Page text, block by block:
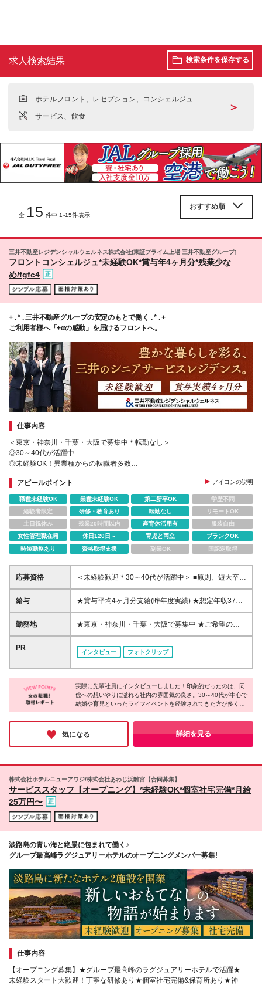
求人検索結果 検索条件を保存する
ホテルフロント、レセプション、コンシェルジュ
サービス、飲食
＞
全 15 件中 1-15件表示
三井不動産レジデンシャルウェルネス株式会社[東証プライム上場 三井不動産グループ]
フロントコンシェルジュ*未経験OK*賞与年4ヶ月分*残業少な
め/fgfc4
+ . * . 三井不動産グループの安定のもとで働く . * . +
ご利用者様へ「+αの感動」を届けるフロントへ。
仕事内容
＜東京・神奈川・千葉・大阪で募集中＊転勤なし＞
◎30～40代が活躍中
◎未経験OK！異業種からの転職者多数
◎イベント企画担当者も募集
◎夜勤なし
アピールポイント アイコンの説明
職種未経験OK 業種未経験OK 第二新卒OK
学歴不問
経験者限定
研修・教育あり 転勤なし
リモートOK
土日祝休み
残業20時間以内 産育休活用有
服装自由
女性管理職在籍
休日120日～ 育児と両立
ブランクOK
時短勤務あり
資格取得支援 副業OK 国認定取得
応募資格
＜未経験歓迎＊30～40代が活躍中＞ ■原則、短大卒以
上 ☆過去の採用事例 「相手が求めているサービスを
提供したい」 「お客さまに寄り添った接客がした
ープの安定企業で働きたい」 「もう一度正社員復帰
して安定して働きたい」 「数値を追うプレッシャー
ャリアを重ねてお客様と接する機会が減ってしまっ
給与
★賞与平均4ヶ月分支給(昨年度実績) ★想定年収373
万円～479万円（月給23万円～29.5万円+賞与含む）
※時間外手当は含まない 月給23万円～29万5000円
期間3ヶ月あり(労働条件は本採用時と同じです)
勤務地
★東京・神奈川・千葉・大阪で募集中 ★ご希望の勤
務地を考慮いたします ★転勤なし ◇パークウェルス
テイト湘南藤沢SST 神奈川県藤沢市辻堂元町6丁目
15−1 ◇パークウェルステイト千里中央 大阪府豊中市
北緑丘1丁目7-5 ◇パークウェルステイト鴨川 千葉県
鴨川市浜荻1002番地1 ◇パークウェルステイト幕張ベ
イパーク 千葉県千葉市美浜区若葉3-1-23 ◇パークウ
ェルステイト西麻布 東京都港区西麻布4丁目17-24
※（変更の範囲）同一勤務地区内の勤務場所（自宅で
の勤務を含む）
PR
インタビュー フォトクリップ
実際に先輩社員にインタビューしました！印象的だったのは、同
僚への想いやりに溢れる社内の雰囲気の良さ。30～40代が中心で
結婚や育児といったライフイベントを経験されてきた方が多く、
理解があるため、スタッフ同士で協力し合いながら、お互いサポ
ートし合っているそうです。そんな環境だからこそ、安心して働
くことができる。三井不動産グループとしての安定性もさること
ながら、そんな温かい社風にも大きな魅力を感じました。
気になる 詳細を見る
株式会社ホテルニューアワジ/株式会社あわじ浜離宮【合同募集】
サービススタッフ【オープニング】*未経験OK*個室社宅完備*月給
25万円〜
淡路島の青い海と絶景に包まれて働く♪
グループ最高峰ラグジュアリーホテルのオープニングメンバー募集!
仕事内容
【オープニング募集】★グループ最高峰のラグジュアリーホテルで活躍★
未経験スタート大歓迎！丁寧な研修あり★個室社宅完備&保育所あり★神